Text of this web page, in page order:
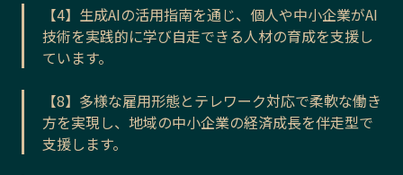
【4】生成AIの活用指南を通じ、個人や中小企業がAI
技術を実践的に学び自走できる人材の育成を支援し
ています。
【8】多様な雇用形態とテレワーク対応で柔軟な働き
方を実現し、地域の中小企業の経済成長を伴走型で
支援します。